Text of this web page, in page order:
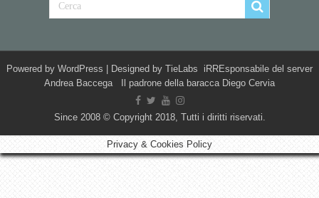
Powered by WordPress | Designed by TieLabs iRREsponsabile del server
Andrea Baccega Il padrone della baracca Diego Cervia
Since 2008 © Copyright 2018, Tutti i diritti riservati.
Privacy & Cookies Policy